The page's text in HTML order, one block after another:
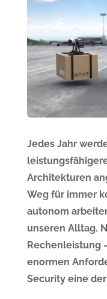
Jedes Jahr
Architekturen
Weg für immer
autonom
unseren Alltag.
Rechenleistung
enormen
Security eine